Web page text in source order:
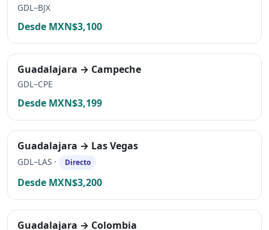
GDL–BJX
Desde MXN$3,100
Guadalajara → Campeche
GDL–CPE
Desde MXN$3,199
Guadalajara → Las Vegas
GDL–LAS · Directo
Desde MXN$3,200
Guadalajara → Colombia